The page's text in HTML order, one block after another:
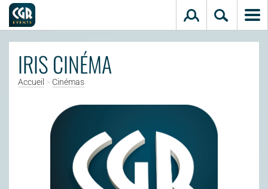
Aller au contenu principal
IRIS CINÉMA
Accueil > Cinémas